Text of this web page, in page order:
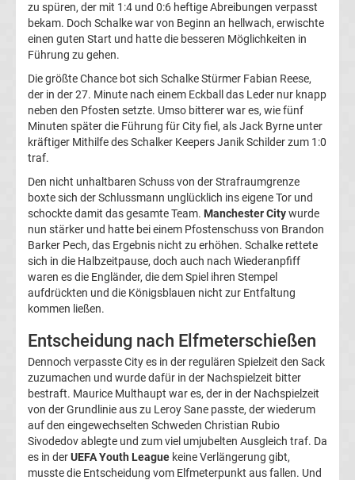
Europa
Europa
Conference
League
Premier
League
La
Liga
Serie
A
Türk.
zu spüren, der mit 1:4 und 0:6 heftige Abreibungen verpasst
bekam. Doch Schalke war von Beginn an hellwach, erwischte
einen guten Start und hatte die besseren Möglichkeiten in
Führung zu gehen.
Die größte Chance bot sich Schalke Stürmer Fabian Reese,
der in der 27. Minute nach einem Eckball das Leder nur knapp
neben den Pfosten setzte. Umso bitterer war es, wie fünf
Minuten später die Führung für City fiel, als Jack Byrne unter
kräftiger Mithilfe des Schalker Keepers Janik Schilder zum 1:0
traf.
Den nicht unhaltbaren Schuss von der Strafraumgrenze
boxte sich der Schlussmann unglücklich ins eigene Tor und
schockte damit das gesamte Team. Manchester Citywurde
nun stärker und hatte bei einem Pfostenschuss von Brandon
Barker Pech, das Ergebnis nicht zu erhöhen. Schalke rettete
sich in die Halbzeitpause, doch auch nach Wiederanpfiff
waren es die Engländer, die dem Spiel ihren Stempel
aufdrückten und die Königsblauen nicht zur Entfaltung
kommen ließen.
Entscheidung nach Elfmeterschießen
Dennoch verpasste City es in der regulären Spielzeit den Sack
zuzumachen und wurde dafür in der Nachspielzeit bitter
bestraft. Maurice Multhaupt war es, der in der Nachspielzeit
von der Grundlinie aus zu Leroy Sane passte, der wiederum
auf den eingewechselten Schweden Christian Rubio
Sivodedov ablegte und zum viel umjubelten Ausgleich traf. Da
es in derUEFA Youth League keine Verlängerung gibt,
musste die Entscheidung vom Elfmeterpunkt aus fallen. Und